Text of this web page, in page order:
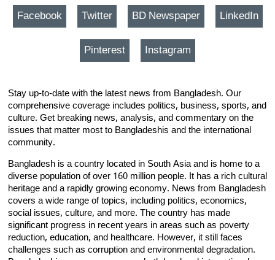
Facebook Twitter BD Newspaper LinkedIn
Pinterest Instagram
Stay up-to-date with the latest news from Bangladesh. Our
comprehensive coverage includes politics, business, sports, and
culture. Get breaking news, analysis, and commentary on the
issues that matter most to Bangladeshis and the international
community.
Bangladesh is a country located in South Asia and is home to a
diverse population of over 160 million people. It has a rich cultural
heritage and a rapidly growing economy. News from Bangladesh
covers a wide range of topics, including politics, economics,
social issues, culture, and more. The country has made
significant progress in recent years in areas such as poverty
reduction, education, and healthcare. However, it still faces
challenges such as corruption and environmental degradation.